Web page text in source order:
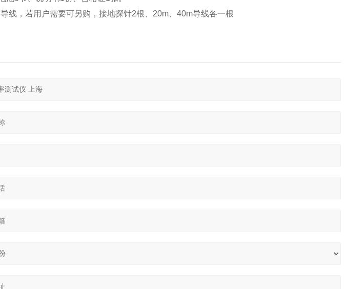
线，若用户需要可另购，接地探针2根、20m、40m导线各一根